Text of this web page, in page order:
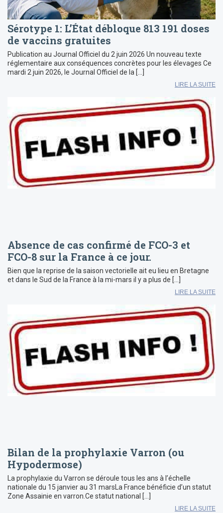
Sérotype 1: L’État débloque 813 191 doses
de vaccins gratuites
Publication au Journal Officiel du 2 juin 2026 Un nouveau texte
réglementaire aux conséquences concrètes pour les élevages Ce
mardi 2 juin 2026, le Journal Officiel de la […]
LIRE LA SUITE
Absence de cas confirmé de FCO-3 et
FCO-8 sur la France à ce jour.
Bien que la reprise de la saison vectorielle ait eu lieu en Bretagne
et dans le Sud de la France à la mi-mars il y a plus de […]
LIRE LA SUITE
Bilan de la prophylaxie Varron (ou
Hypodermose)
La prophylaxie du Varron se déroule tous les ans à l’échelle
nationale du 15 janvier au 31 marsLa France bénéficie d’un statut
Zone Assainie en varron.Ce statut national […]
LIRE LA SUITE